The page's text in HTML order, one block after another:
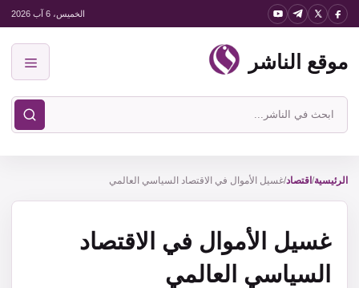
انتقل
المحتوى
الخميس، 6 آب 2026
موقع الناشر
ابحث
في
الناشر
الرئيسية/ اقتصاد/غسيل الأموال في الاقتصاد السياسي العالمي
غسيل الأموال في الاقتصاد
السياسي العالمي